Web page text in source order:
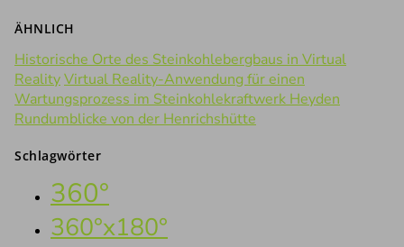
ÄHNLICH
Historische Orte des Steinkohlebergbaus in Virtual
RealityVirtual Reality-Anwendung für einen
Wartungsprozess im Steinkohlekraftwerk Heyden
Rundumblicke von der Henrichshütte
Schlagwörter
360°
360°x180°